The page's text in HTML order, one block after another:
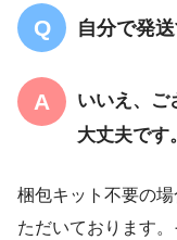
自分で発
いいえ、ご
大丈夫です。
梱包キット不要の
ただいております